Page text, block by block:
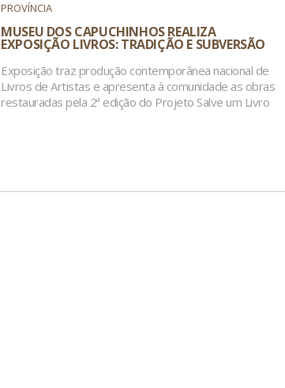
PROVÍNCIA
MUSEU DOS CAPUCHINHOS REALIZA
EXPOSIÇÃO LIVROS: TRADIÇÃO E SUBVERSÃO
Exposição traz produção contemporânea nacional de
Livros de Artistas e apresenta à comunidade as obras
restauradas pela 2ª edição do Projeto Salve um Livro